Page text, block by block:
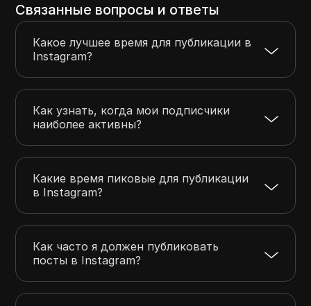
Связанные вопросы и ответы
Какое лучшее время для публикации в
Instagram?
Как узнать, когда мои подписчики
наиболее активны?
Какие время пиковые для публикации
в Instagram?
Как часто я должен публиковать
посты в Instagram?